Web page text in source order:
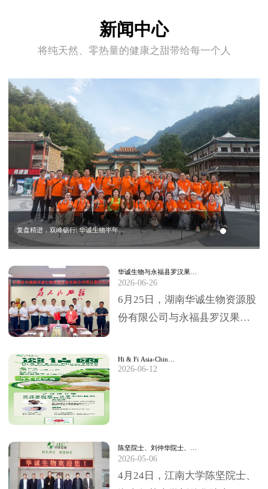
新闻中心
将纯天然、零热量的健康之甜带给每一个人
复盘精进，双峰砺行| 华诚生物半年…
华诚生物与永福县罗汉果…
2026-06-26
6月25日，湖南华诚生物资源股
份有限公司与永福县罗汉果深
举行。永福县委书…
Hi & Fi Asia-Chin…
2026-06-12
陈坚院士、刘仲华院士、…
2026-05-06
4月24日，江南大学陈坚院士、